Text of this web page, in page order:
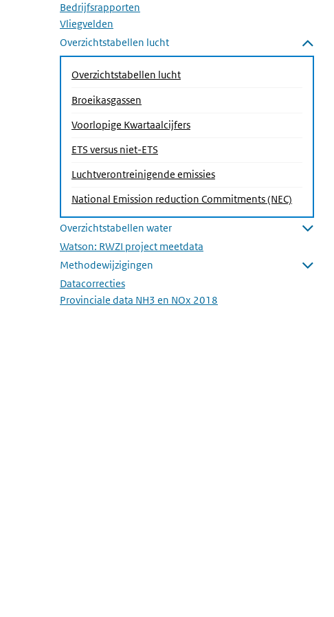
Bedrijfsrapporten
Vliegvelden
Overzichtstabellen lucht
Submenu sluiten
Overzichtstabellen lucht
Broeikasgassen
Voorlopige Kwartaalcijfers(Actieve pagina)
ETS versus niet-ETS
Luchtverontreinigende emissies
National Emission reduction Commitments (NEC)
Overzichtstabellen water
Submenu openen
Watson: RWZI project meetdata
Methodewijzigingen
Submenu openen
Datacorrecties
Provinciale data NH3 en NOx 2018